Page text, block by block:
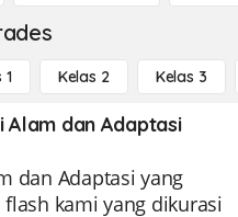
1 Kelas 2 Kelas 3
dan Adaptasi
dan Adaptasi yang
kami yang dikurasi